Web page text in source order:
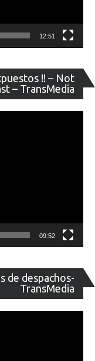
12:51
!! – Not
– TransMedia
de
09:52
de despachos-
TransMedia
de